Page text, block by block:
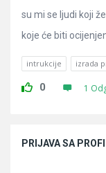
su mi se ljudi koji
koje će biti
intrukcije izrada
0 1
PRIJAVA SA